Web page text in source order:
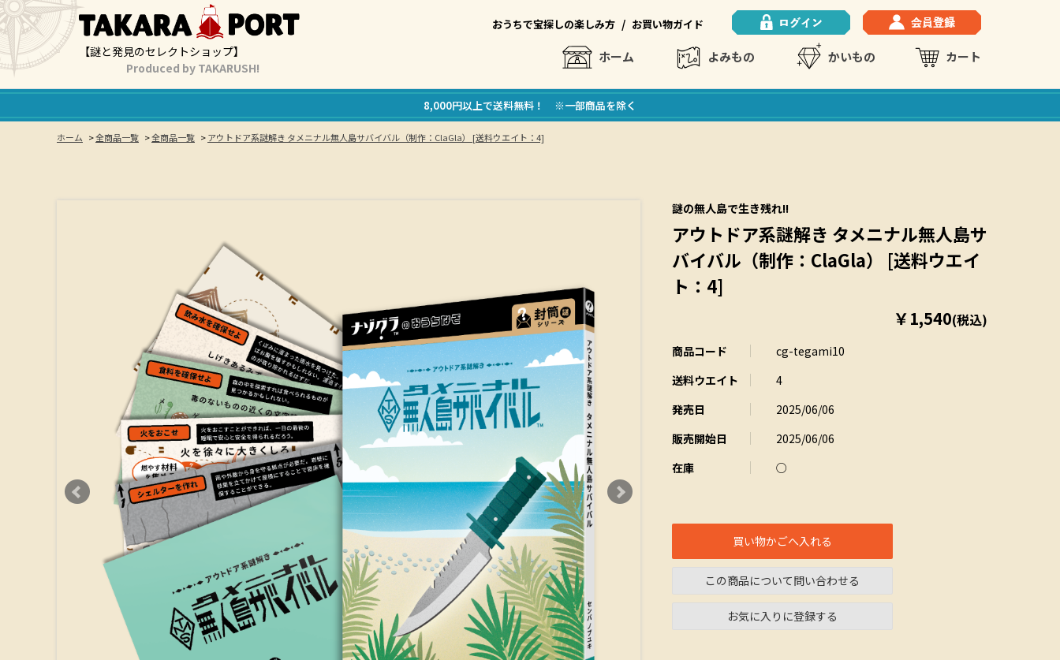
【謎と発見のセレクトショップ】
Produced by TAKARUSH!
おうちで宝探しの楽しみ方 / お買い物ガイド
ホーム よみもの かいもの カート
8,000円以上で送料無料！ ※一部商品を除く
ホーム >全商品一覧 >全商品一覧 >アウトドア系謎解き タメニナル無人島サバイバル（制作：ClaGla） [送料ウエイト：4]
謎の無人島で生き残れ!!
アウトドア系謎解き タメニナル無人島サ
バイバル（制作：ClaGla） [送料ウエイ
ト：4]
￥1,540(税込)
商品コード
cg-tegami10
送料ウエイト
4
発売日
2025/06/06
販売開始日
2025/06/06
在庫
○
買い物かごへ入れる
この商品について問い合わせる
お気に入りに登録する